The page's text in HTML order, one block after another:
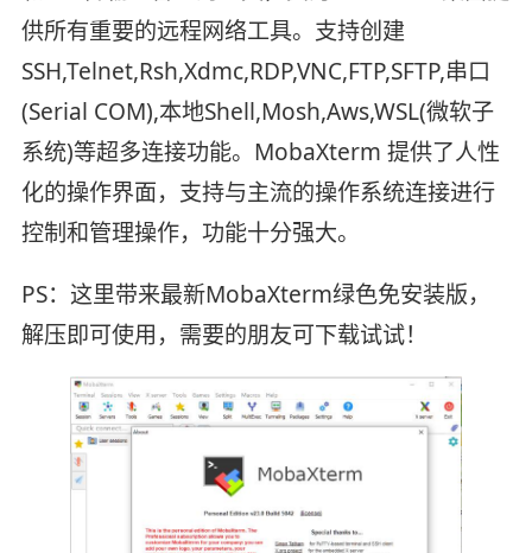
供所有重要的远程网络工具。支持创建
SSH,Telnet,Rsh,Xdmc,RDP,VNC,FTP,SFTP,串口
(Serial COM),本地Shell,Mosh,Aws,WSL(微软子
系统)等超多连接功能。MobaXterm 提供了人性
化的操作界面，支持与主流的操作系统连接进行
控制和管理操作，功能十分强大。
PS：这里带来最新MobaXterm绿色免安装版，
解压即可使用，需要的朋友可下载试试！